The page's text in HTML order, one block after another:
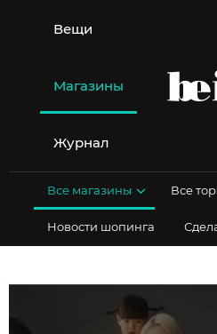
содержимому
Вещи
Магазины
Журнал
Все магазины Все
Новости шопинга